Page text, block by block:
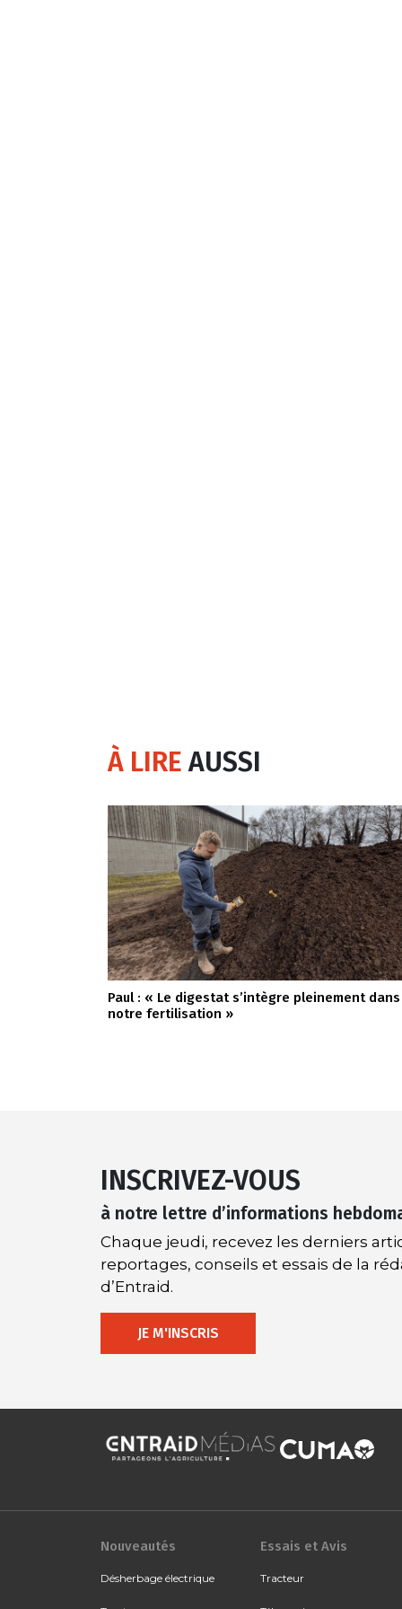
À LIREAUSSI
Paul : « Le digestat s’intègre pleinement dans
notre fertilisation »
INSCRIVEZ-VOUS
à notre lettre d’informations
Chaque jeudi, recevez les derniers
reportages, conseils et essais de la
d’Entraid.
JE M'INSCRIS
Nouveautés
Désherbage électrique
Essais et Avis
Tracteur